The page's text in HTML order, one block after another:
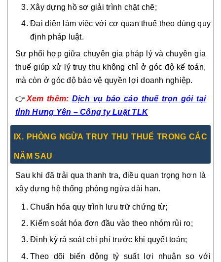
Xây dựng hồ sơ giải trình chặt chẽ;
Đại diện làm việc với cơ quan thuế theo đúng quy
định pháp luật.
Sự phối hợp giữa chuyên gia pháp lý và chuyên gia
thuế giúp xử lý truy thu không chỉ ở góc độ kế toán,
mà còn ở góc độ bảo vệ quyền lợi doanh nghiệp.
👉 Xem thêm: Dịch vụ báo cáo thuế trọn gói tại
tỉnh Hưng Yên – Công ty Luật TLK
IX. PHÒNG NGỪA TRUY THU THUẾ TRONG CÁC
NĂM SAU
Sau khi đã trải qua thanh tra, điều quan trọng hơn là
xây dựng hệ thống phòng ngừa dài hạn.
Chuẩn hóa quy trình lưu trữ chứng từ;
Kiểm soát hóa đơn đầu vào theo nhóm rủi ro;
Định kỳ rà soát chi phí trước khi quyết toán;
Theo dõi biến động tỷ suất lợi nhuận so với